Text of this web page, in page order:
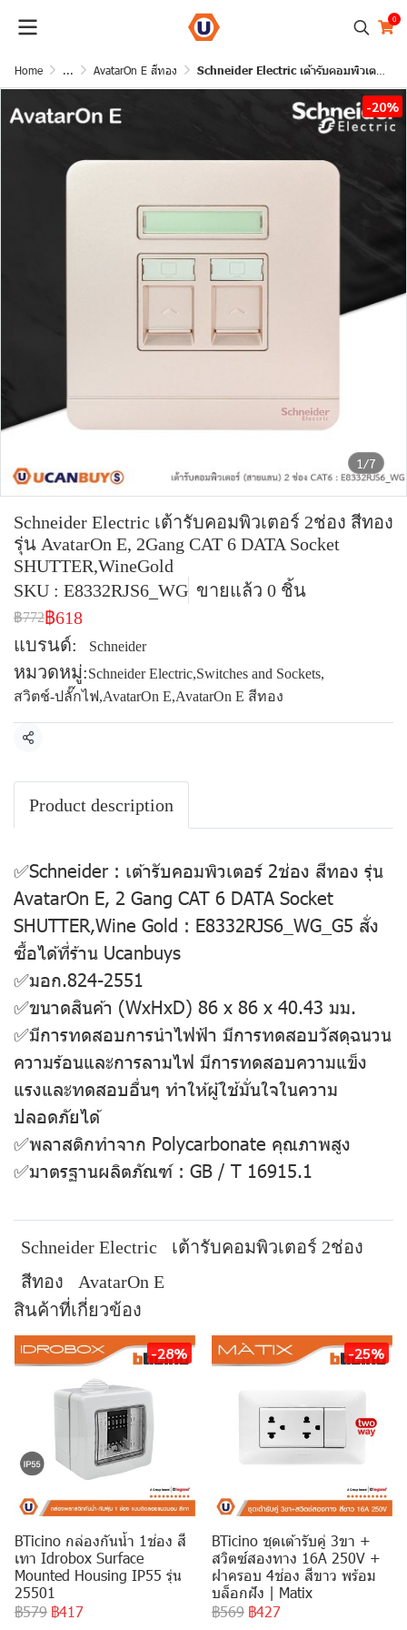
0
Home ... AvatarOn E สีทอง Schneider Electric เต้ารับคอมพิวเตอร์ 2ช่อง สีทอง รุ่น AvatarOn E, 2Gang CAT 6 DATA Socket SHUTTER,WineGold
1/7
-20%
Schneider Electric เต้ารับคอมพิวเตอร์ 2ช่อง สีทอง
รุ่น AvatarOn E, 2Gang CAT 6 DATA Socket
SHUTTER,WineGold
SKU : E8332RJS6_WG ขายแล้ว 0 ชิ้น
฿772฿618
แบรนด์:
Schneider
หมวดหมู่:Schneider Electric,Switches and Sockets,
สวิตช์-ปลั๊กไฟ,AvatarOn E,AvatarOn E สีทอง
แชร์
Product description
✅Schneider : เต้ารับคอมพิวเตอร์ 2ช่อง สีทอง รุ่น
AvatarOn E, 2 Gang CAT 6 DATA Socket
SHUTTER,Wine Gold : E8332RJS6_WG_G5 สั่ง
ซื้อได้ที่ร้าน Ucanbuys
✅มอก.824-2551
✅ขนาดสินค้า (WxHxD) 86 x 86 x 40.43 มม.
✅มีการทดสอบการนำไฟฟ้า มีการทดสอบวัสดุฉนวน
ความร้อนและการลามไฟ มีการทดสอบความแข็ง
แรงและทดสอบอื่นๆ ทำให้ผู้ใช้มั่นใจในความ
ปลอดภัยได้
✅พลาสติกทำจาก Polycarbonate คุณภาพสูง
✅มาตรฐานผลิตภัณฑ์ : GB / T 16915.1
Schneider Electric
เต้ารับคอมพิวเตอร์ 2ช่อง
สีทอง
AvatarOn E
สินค้าที่เกี่ยวข้อง
-28%
BTicino กล่องกันน้ำ 1ช่อง สี
เทา Idrobox Surface
Mounted Housing IP55 รุ่น
25501
฿579 ฿417
-25%
BTicino ชุดเต้ารับคู่ 3ขา +
สวิตซ์สองทาง 16A 250V +
ฝาครอบ 4ช่อง สีขาว พร้อม
บล็อกฝัง | Matix
฿569 ฿427